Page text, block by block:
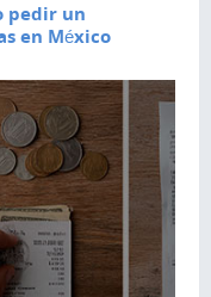
pedir un
en México